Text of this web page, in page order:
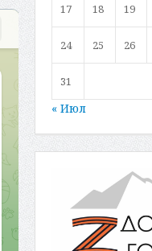
17 18 19
24 25 26
31
« Июл